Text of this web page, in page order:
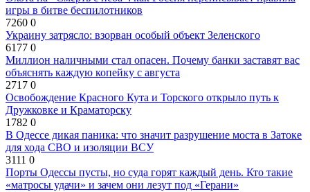
игры в битве беспилотников
7260 0
Украину затрясло: взорван особый объект Зеленского
6177 0
Миллион наличными стал опасен. Почему банки заставят вас
объяснять каждую копейку с августа
2717 0
Освобождение Красного Кута и Торского открыло путь к
Дружковке и Краматорску
1782 0
В Одессе дикая паника: что значит разрушение моста в Затоке
для хода СВО и изоляции ВСУ
3111 0
Порты Одессы пусты, но суда горят каждый день. Кто такие
«матросы удачи» и зачем они лезут под «Герани»